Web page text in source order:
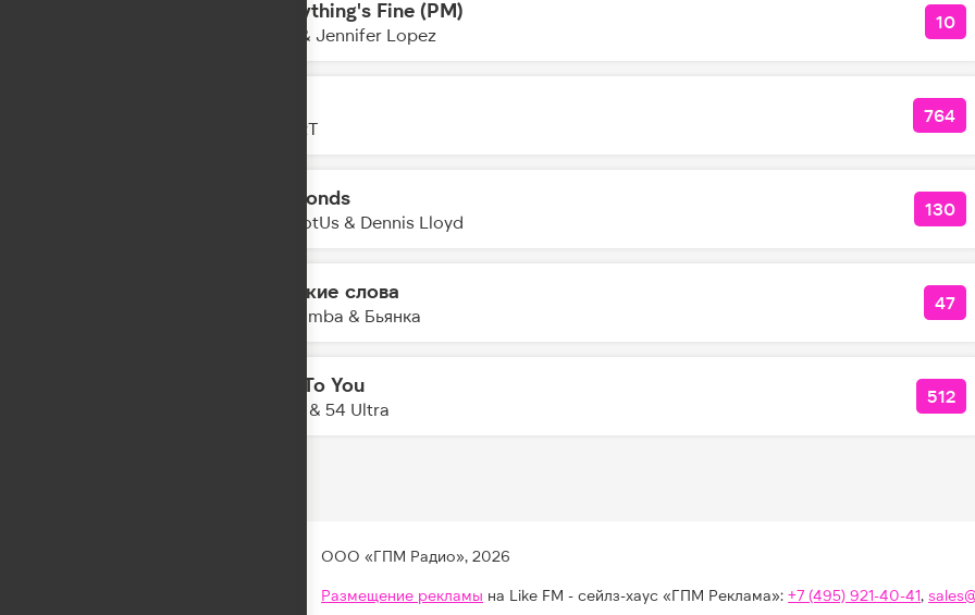
Everything's Fine (PM)
Alok & Jennifer Lopez
10
ZIVERT
764
Diamonds
YouNotUs & Dennis Lloyd
130
Громкие слова
The Limba & Бьянка
47
Talk To You
Anotr & 54 Ultra
512
ООО «ГПМ Радио», 2026
Размещение рекламы на Like FM - сейлз-хаус «ГПМ Реклама»:+7 (495) 921-40-41,